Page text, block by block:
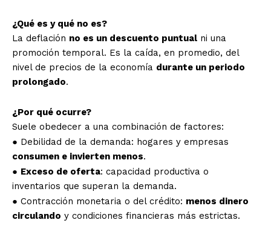
¿Qué es y qué no es?
La deflación no es un descuento puntual ni una
promoción temporal. Es la caída, en promedio, del
nivel de precios de la economía durante un periodo
prolongado.
¿Por qué ocurre?
Suele obedecer a una combinación de factores:
● Debilidad de la demanda: hogares y empresas
consumen e invierten menos.
● Exceso de oferta: capacidad productiva o
inventarios que superan la demanda.
● Contracción monetaria o del crédito: menos dinero
circulando y condiciones financieras más estrictas.